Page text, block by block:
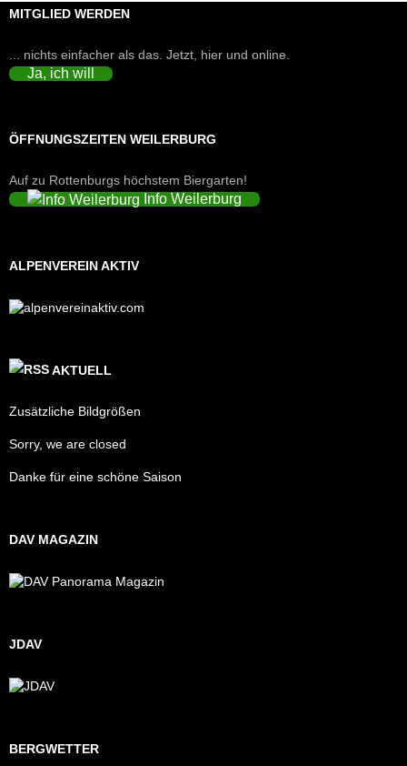
MITGLIED WERDEN
... nichts einfacher als das. Jetzt, hier und online.
Ja, ich will
ÖFFNUNGSZEITEN WEILERBURG
Auf zu Rottenburgs höchstem Biergarten!
Info Weilerburg
ALPENVEREIN AKTIV
AKTUELL
Zusätzliche Bildgrößen
Sorry, we are closed
Danke für eine schöne Saison
DAV MAGAZIN
JDAV
BERGWETTER